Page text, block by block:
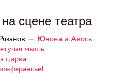
сцене театра
— Юнона и Авось
мышь
цирка